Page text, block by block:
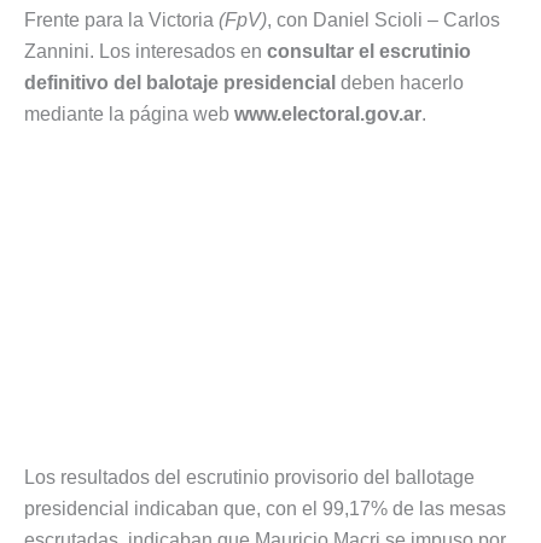
Frente para la Victoria (FpV), con Daniel Scioli – Carlos
Zannini. Los interesados en consultar el escrutinio
definitivo del balotaje presidencial deben hacerlo
mediante la página web www.electoral.gov.ar.
Los resultados del escrutinio provisorio del ballotage
presidencial indicaban que, con el 99,17% de las mesas